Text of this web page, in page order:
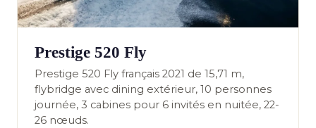
Prestige 520 Fly
Prestige 520 Fly français 2021 de 15,71 m,
flybridge avec dining extérieur, 10 personnes
journée, 3 cabines pour 6 invités en nuitée, 22-
26 nœuds.